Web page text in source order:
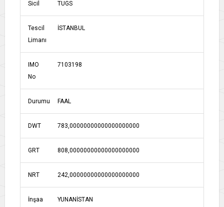
Sicil TUGS
Tescil
Limanı
İSTANBUL
IMO
No
7103198
Durumu FAAL
DWT 783,00000000000000000000
GRT 808,00000000000000000000
NRT 242,00000000000000000000
İnşaa
YUNANİSTAN